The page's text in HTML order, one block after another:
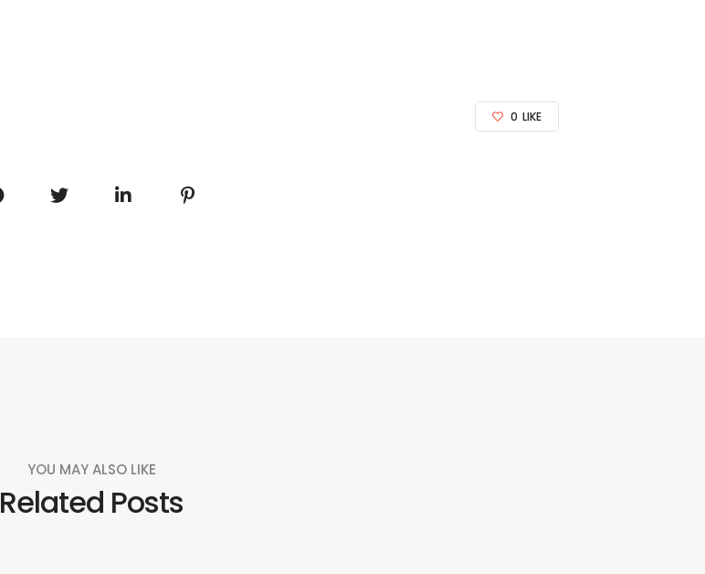
0 LIKE
YOU MAY ALSO LIKE
Related Posts